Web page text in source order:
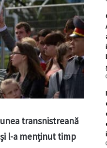
transnistreană
l-a menţinut timp